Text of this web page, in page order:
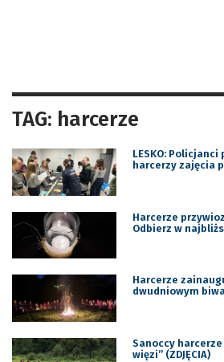
TAG: harcerze
LESKO:
harcerzy zajęcia
Harcerze
Odbierz w
Harcerze
dwudniowym
Sanoccy
więzi” (ZDJĘCIA)